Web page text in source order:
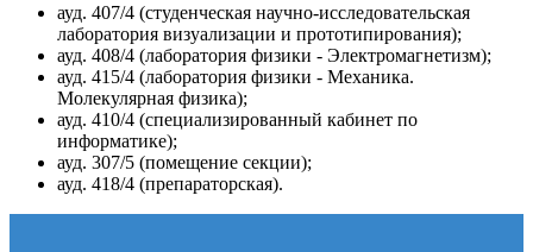
ауд. 407/4 (студенческая научно-исследовательская
лаборатория визуализации и прототипирования);
ауд. 408/4 (лаборатория физики - Электромагнетизм);
ауд. 415/4 (лаборатория физики - Механика.
Молекулярная физика);
ауд. 410/4 (специализированный кабинет по
информатике);
ауд. 307/5 (помещение секции);
ауд. 418/4 (препараторская).